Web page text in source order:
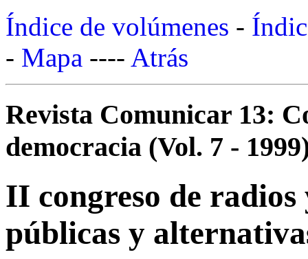
Índice de volúmenes -
- Mapa ---- Atrás
Revista Comunicar 13:
democracia (Vol. 7 -
II congreso de radios
públicas y